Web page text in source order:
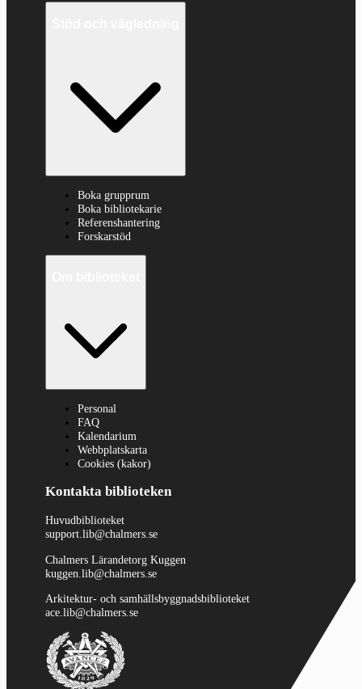
Boka grupprum
Boka bibliotekarie
Referenshantering
Forskarstöd
Personal
FAQ
Kalendarium
Webbplatskarta
Cookies (kakor)
Kontakta biblioteken
Huvudbiblioteket
support.lib@chalmers.se
Chalmers Lärandetorg Kuggen
kuggen.lib@chalmers.se
Arkitektur- och samhällsbyggnadsbiblioteket
ace.lib@chalmers.se